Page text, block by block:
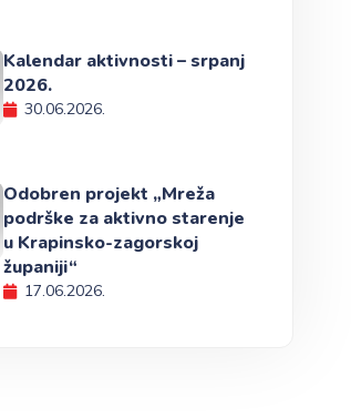
Kalendar aktivnosti – srpanj
2026.
30.06.2026.
Odobren projekt „Mreža
podrške za aktivno starenje
u Krapinsko-zagorskoj
županiji“
17.06.2026.